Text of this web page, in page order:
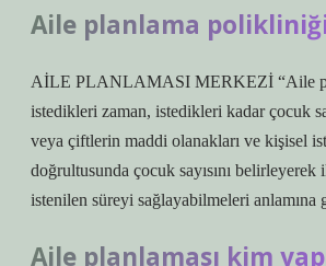
Aile planlama
AİLE PLANLAMASI MERKEZİ “Aile
istedikleri zaman, istedikleri kadar çocuk
veya çiftlerin maddi olanakları ve kişisel
doğrultusunda çocuk sayısını belirleyerek
istenilen süreyi sağlayabilmeleri anlamına
Aile planlaması kim